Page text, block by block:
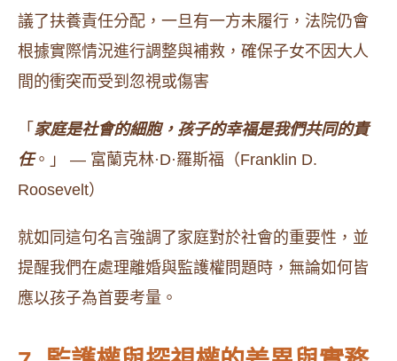
議了扶養責任分配，一旦有一方未履行，法院仍會
根據實際情況進行調整與補救，確保子女不因大人
間的衝突而受到忽視或傷害
「 家庭是社會的細胞，孩子的幸福是我們共同的責
任。」 — 富蘭克林·D·羅斯福（Franklin D.
Roosevelt）​
就如同這句名言強調了家庭對於社會的重要性，並
提醒我們在處理離婚與監護權問題時，無論如何皆
應以孩子為首要考量。​